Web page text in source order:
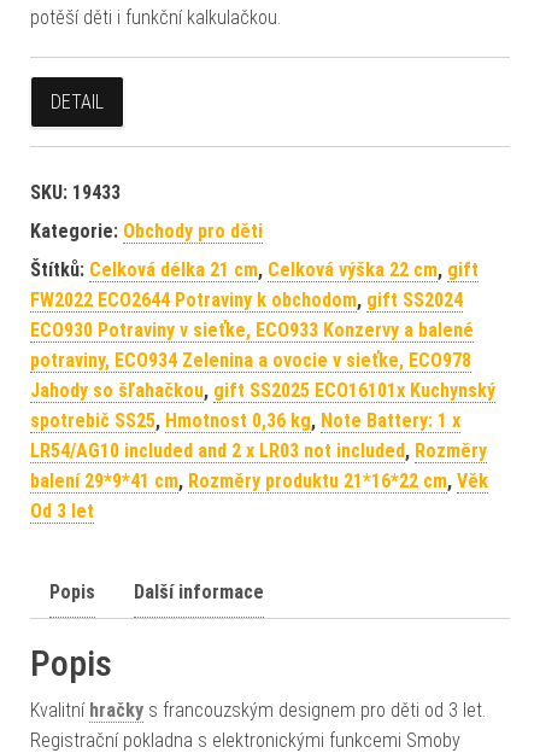
potěší děti i funkční kalkulačkou.
DETAIL
SKU: 19433
Kategorie: Obchody pro děti
Štítků: Celková délka 21 cm, Celková výška 22 cm, gift
FW2022 ECO2644 Potraviny k obchodom, gift SS2024
ECO930 Potraviny v sieťke, ECO933 Konzervy a balené
potraviny, ECO934 Zelenina a ovocie v sieťke, ECO978
Jahody so šľahačkou, gift SS2025 ECO16101x Kuchynský
spotrebič SS25, Hmotnost 0,36 kg, Note Battery: 1 x
LR54/AG10 included and 2 x LR03 not included, Rozměry
balení 29*9*41 cm, Rozměry produktu 21*16*22 cm, Věk
Od 3 let
Popis Další informace
Popis
Kvalitní hračky s francouzským designem pro děti od 3 let.
Registrační pokladna s elektronickými funkcemi Smoby